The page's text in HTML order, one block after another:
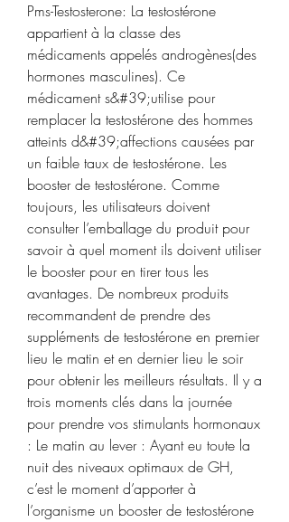
Pms-Testosterone: La testostérone
appartient à la classe des
médicaments appelés androgènes(des
hormones masculines). Ce
médicament s&#39;utilise pour
remplacer la testostérone des hommes
atteints d&#39;affections causées par
un faible taux de testostérone. Les
booster de testostérone. Comme
toujours, les utilisateurs doivent
consulter l’emballage du produit pour
savoir à quel moment ils doivent utiliser
le booster pour en tirer tous les
avantages. De nombreux produits
recommandent de prendre des
suppléments de testostérone en premier
lieu le matin et en dernier lieu le soir
pour obtenir les meilleurs résultats. Il y a
trois moments clés dans la journée
pour prendre vos stimulants hormonaux
: Le matin au lever : Ayant eu toute la
nuit des niveaux optimaux de GH,
c’est le moment d’apporter à
l’organisme un booster de testostérone